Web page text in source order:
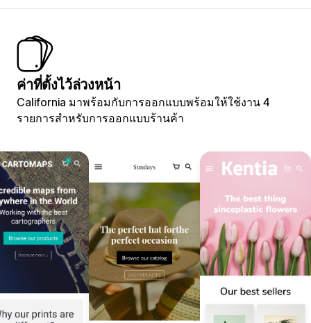
ค่าที่ตั้งไว้ล่วงหน้า
California มาพร้อมกับการออกแบบพร้อมให้ใช้งาน 4
รายการสำหรับการออกแบบร้านค้า